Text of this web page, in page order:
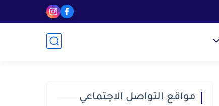
مواقع التواصل الاجتماعي